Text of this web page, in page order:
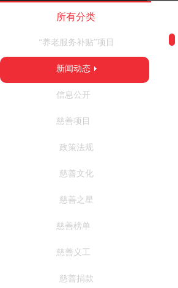
所有分类
“养老服务补贴”项目
新闻动态
信息公开
慈善项目
政策法规
慈善文化
慈善之星
慈善榜单
慈善义工
慈善捐款